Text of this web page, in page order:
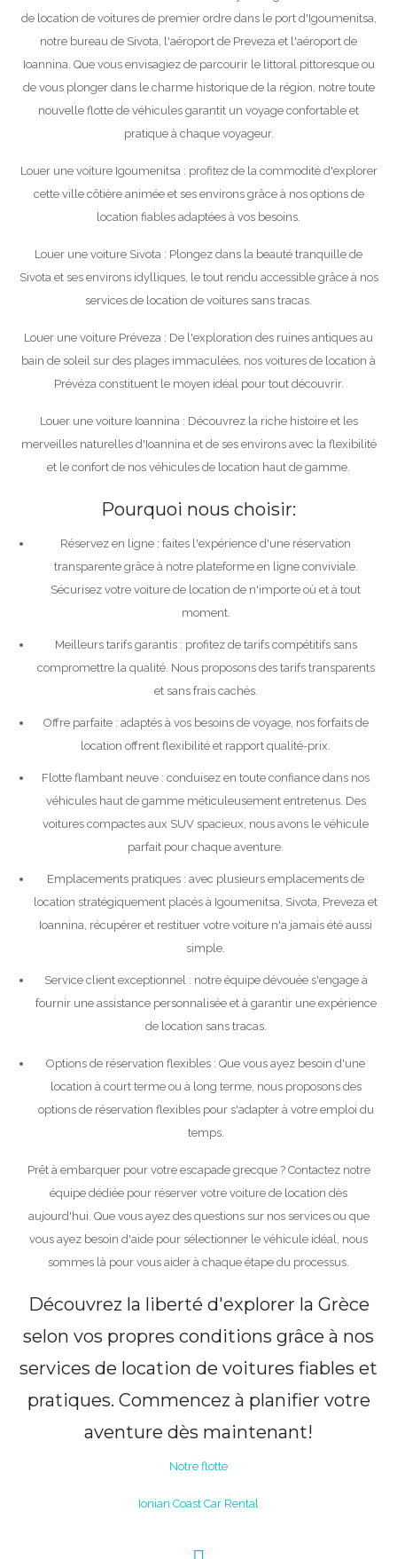
de location de voitures de premier ordre dans le port d'Igoumenitsa,
notre bureau de Sivota, l'aéroport de Preveza et l'aéroport de
Ioannina. Que vous envisagiez de parcourir le littoral pittoresque ou
de vous plonger dans le charme historique de la région, notre toute
nouvelle flotte de véhicules garantit un voyage confortable et
pratique à chaque voyageur.
Louer une voiture Igoumenitsa : profitez de la commodité d'explorer
cette ville côtière animée et ses environs grâce à nos options de
location fiables adaptées à vos besoins.
Louer une voiture Sivota : Plongez dans la beauté tranquille de
Sivota et ses environs idylliques, le tout rendu accessible grâce à nos
services de location de voitures sans tracas.
Louer une voiture Préveza : De l'exploration des ruines antiques au
bain de soleil sur des plages immaculées, nos voitures de location à
Prévéza constituent le moyen idéal pour tout découvrir.
Louer une voiture Ioannina : Découvrez la riche histoire et les
merveilles naturelles d'Ioannina et de ses environs avec la flexibilité
et le confort de nos véhicules de location haut de gamme.
Pourquoi nous choisir:
Réservez en ligne : faites l'expérience d'une réservation
transparente grâce à notre plateforme en ligne conviviale.
Sécurisez votre voiture de location de n'importe où et à tout
moment.
Meilleurs tarifs garantis : profitez de tarifs compétitifs sans
compromettre la qualité. Nous proposons des tarifs transparents
et sans frais cachés.
Offre parfaite : adaptés à vos besoins de voyage, nos forfaits de
location offrent flexibilité et rapport qualité-prix.
Flotte flambant neuve : conduisez en toute confiance dans nos
véhicules haut de gamme méticuleusement entretenus. Des
voitures compactes aux SUV spacieux, nous avons le véhicule
parfait pour chaque aventure.
Emplacements pratiques : avec plusieurs emplacements de
location stratégiquement placés à Igoumenitsa, Sivota, Preveza et
Ioannina, récupérer et restituer votre voiture n'a jamais été aussi
simple.
Service client exceptionnel : notre équipe dévouée s'engage à
fournir une assistance personnalisée et à garantir une expérience
de location sans tracas.
Options de réservation flexibles : Que vous ayez besoin d'une
location à court terme ou à long terme, nous proposons des
options de réservation flexibles pour s'adapter à votre emploi du
temps.
Prêt à embarquer pour votre escapade grecque ? Contactez notre
équipe dédiée pour réserver votre voiture de location dès
aujourd'hui. Que vous ayez des questions sur nos services ou que
vous ayez besoin d'aide pour sélectionner le véhicule idéal, nous
sommes là pour vous aider à chaque étape du processus.
Découvrez la liberté d'explorer la Grèce
selon vos propres conditions grâce à nos
services de location de voitures fiables et
pratiques. Commencez à planifier votre
aventure dès maintenant!
Notre flotte
Ionian Coast Car Rental